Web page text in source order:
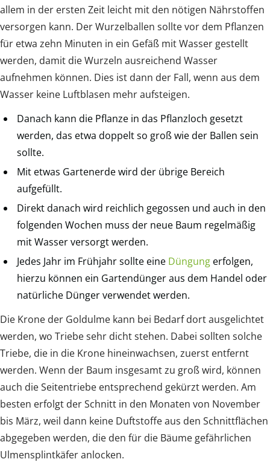
allem in der ersten Zeit leicht mit den nötigen Nährstoffen
versorgen kann. Der Wurzelballen sollte vor dem Pflanzen
für etwa zehn Minuten in ein Gefäß mit Wasser gestellt
werden, damit die Wurzeln ausreichend Wasser
aufnehmen können. Dies ist dann der Fall, wenn aus dem
Wasser keine Luftblasen mehr aufsteigen.
Danach kann die Pflanze in das Pflanzloch gesetzt
werden, das etwa doppelt so groß wie der Ballen sein
sollte.
Mit etwas Gartenerde wird der übrige Bereich
aufgefüllt.
Direkt danach wird reichlich gegossen und auch in den
folgenden Wochen muss der neue Baum regelmäßig
mit Wasser versorgt werden.
Jedes Jahr im Frühjahr sollte eine Düngung erfolgen,
hierzu können ein Gartendünger aus dem Handel oder
natürliche Dünger verwendet werden.
Die Krone der Goldulme kann bei Bedarf dort ausgelichtet
werden, wo Triebe sehr dicht stehen. Dabei sollten solche
Triebe, die in die Krone hineinwachsen, zuerst entfernt
werden. Wenn der Baum insgesamt zu groß wird, können
auch die Seitentriebe entsprechend gekürzt werden. Am
besten erfolgt der Schnitt in den Monaten von November
bis März, weil dann keine Duftstoffe aus den Schnittflächen
abgegeben werden, die den für die Bäume gefährlichen
Ulmensplintkäfer anlocken.